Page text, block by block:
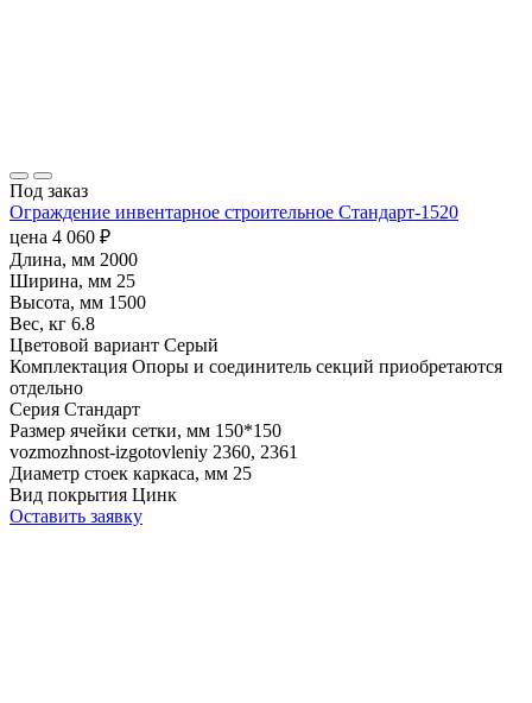
Под заказ
Ограждение инвентарное строительное Стандарт-1520
цена 4 060 ₽
Длина, мм 2000
Ширина, мм 25
Высота, мм 1500
Вес, кг 6.8
Цветовой вариант Серый
Комплектация Опоры и соединитель секций приобретаются
отдельно
Серия Стандарт
Размер ячейки сетки, мм 150*150
vozmozhnost-izgotovleniy 2360, 2361
Диаметр стоек каркаса, мм 25
Вид покрытия Цинк
Оставить заявку